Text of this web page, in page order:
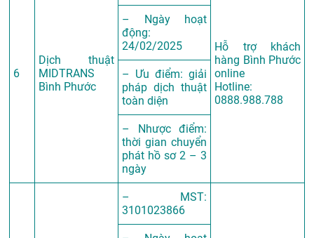
6
Dịch thuật
MIDTRANS
Bình Phước
Hỗ trợ khách
hàng Bình Phước
online
Hotline:
0888.988.788
– Ngày hoạt
động:
24/02/2025
– Ưu điểm: giải
pháp dịch thuật
toàn diện
– Nhược điểm:
thời gian chuyển
phát hồ sơ 2 – 3
ngày
– MST:
3101023866